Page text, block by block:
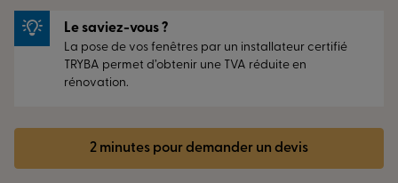
Le saviez-vous ?
La pose de vos fenêtres par un installateur certifié
TRYBA permet d’obtenir une TVA réduite en
rénovation.
2 minutes pour demander un devis